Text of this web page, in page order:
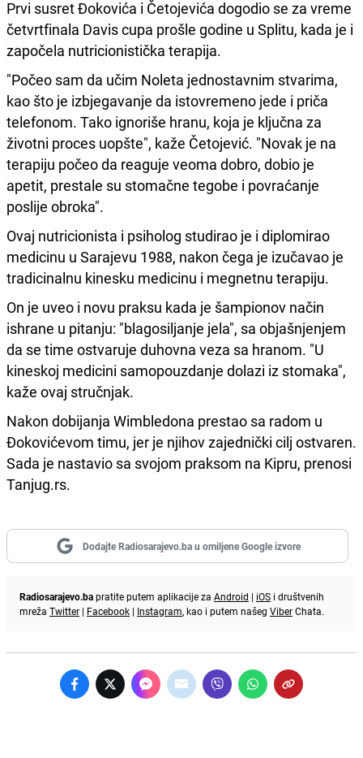
Prvi susret Đokovića i Četojevića dogodio se za vreme
četvrtfinala Davis cupa prošle godine u Splitu, kada je i
započela nutricionistička terapija.
"Počeo sam da učim Noleta jednostavnim stvarima,
kao što je izbjegavanje da istovremeno jede i priča
telefonom. Tako ignoriše hranu, koja je ključna za
životni proces uopšte", kaže Četojević. "Novak je na
terapiju počeo da reaguje veoma dobro, dobio je
apetit, prestale su stomačne tegobe i povraćanje
poslije obroka".
Ovaj nutricionista i psiholog studirao je i diplomirao
medicinu u Sarajevu 1988, nakon čega je izučavao je
tradicinalnu kinesku medicinu i megnetnu terapiju.
On je uveo i novu praksu kada je šampionov način
ishrane u pitanju: "blagosiljanje jela", sa objašnjenjem
da se time ostvaruje duhovna veza sa hranom. "U
kineskoj medicini samopouzdanje dolazi iz stomaka",
kaže ovaj stručnjak.
Nakon dobijanja Wimbledona prestao sa radom u
Đokovićevom timu, jer je njihov zajednički cilj ostvaren.
Sada je nastavio sa svojom praksom na Kipru, prenosi
Tanjug.rs.
Dodajte Radiosarajevo.ba u omiljene Google izvore
Radiosarajevo.bapratite putem aplikacije za Android | iOS i društvenih
mreža Twitter | Facebook | Instagram, kao i putem našeg ViberChata.